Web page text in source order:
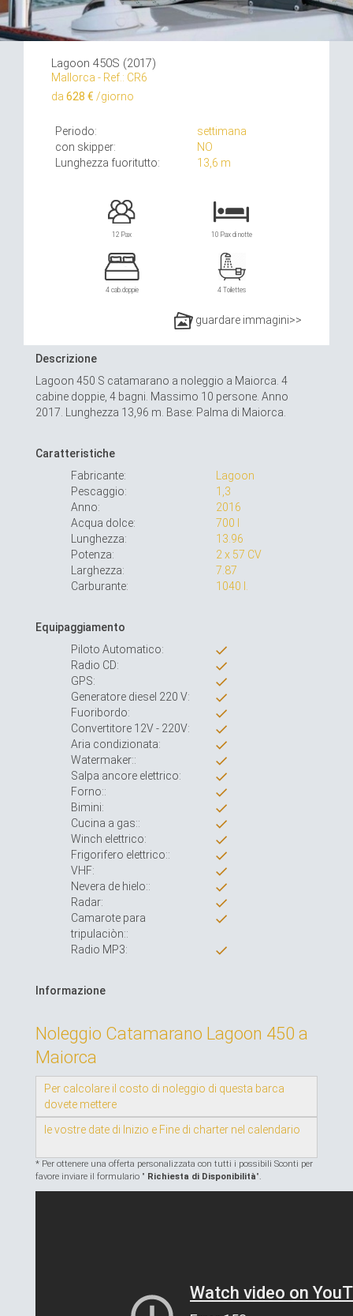
Lagoon 450S (2017)
Mallorca - Ref.: CR6
da 628 € /giorno
Periodo:
settimana
con skipper:
NO
Lunghezza fuoritutto:
13,6 m
12 Pax 10 Pax di notte
4 cab.doppie 4 Toilettes
guardare immagini>>
Descrizione
Lagoon 450 S catamarano a noleggio a Maiorca. 4
cabine doppie, 4 bagni. Massimo 10 persone. Anno
2017. Lunghezza 13,96 m. Base: Palma di Maiorca.
Caratteristiche
Fabricante:
Lagoon
Pescaggio:
1,3
Anno:
2016
Acqua dolce:
700 l
Lunghezza:
13.96
Potenza:
2 x 57 CV
Larghezza:
7.87
Carburante:
1040 l.
Equipaggiamento
Piloto Automatico:
Radio CD:
GPS:
Generatore diesel 220 V:
Fuoribordo:
Convertitore 12V - 220V:
Aria condizionata:
Watermaker::
Salpa ancore elettrico:
Forno::
Bimini:
Cucina a gas::
Winch elettrico:
Frigorifero elettrico::
VHF:
Nevera de hielo::
Radar:
Camarote para
tripulaciòn::
Radio MP3:
Informazione
Noleggio Catamarano Lagoon 450 a
Maiorca
Per calcolare il costo di noleggio di questa barca
dovete mettere
le vostre date di Inizio e Fine di charter nel calendario
* Per ottenere una offerta personalizzata con tutti i possibili Sconti per
favore inviare il formulario " Richiesta di Disponibilità".